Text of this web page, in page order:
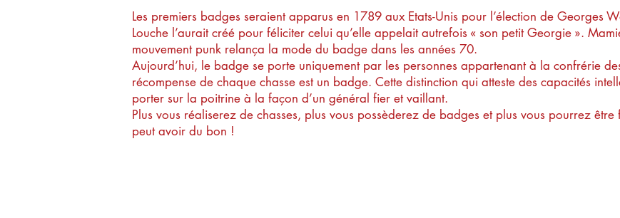
Les premiers badges seraient apparus en 1789 aux Etats-Unis pour l’élection de Georges
Louche l’aurait créé pour féliciter celui qu’elle appelait autrefois « son petit Georgie ».
mouvement punk relança la mode du badge dans les années 70.
Aujourd’hui, le badge se porte uniquement par les personnes appartenant à la confrérie
récompense de chaque chasse est un badge. Cette distinction qui atteste des capacités
porter sur la poitrine à la façon d’un général fier et vaillant.
Plus vous réaliserez de chasses, plus vous possèderez de badges et plus vous pourrez
peut avoir du bon !